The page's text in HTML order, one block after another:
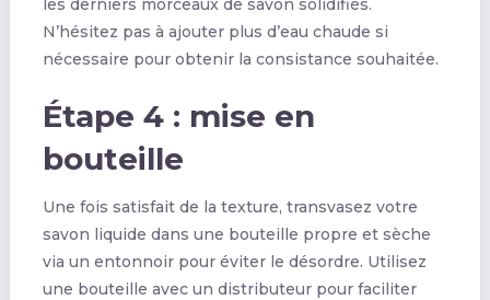
les derniers morceaux de savon solidifiés.
N’hésitez pas à ajouter plus d’eau chaude si
nécessaire pour obtenir la consistance souhaitée.
Étape 4 : mise en
bouteille
Une fois satisfait de la texture, transvasez votre
savon liquide dans une bouteille propre et sèche
via un entonnoir pour éviter le désordre. Utilisez
une bouteille avec un distributeur pour faciliter